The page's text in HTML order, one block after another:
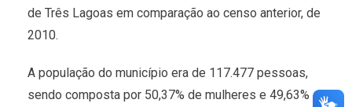
de Três Lagoas em comparação ao censo anterior, de
2010.
A população do município era de 117.477 pessoas,
sendo composta por 50,37% de mulheres e 49,63%